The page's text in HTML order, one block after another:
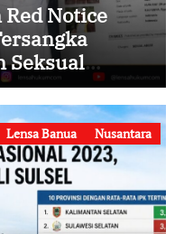
Notice
Seksual
Diburu
Lensa Banua
Nusantara